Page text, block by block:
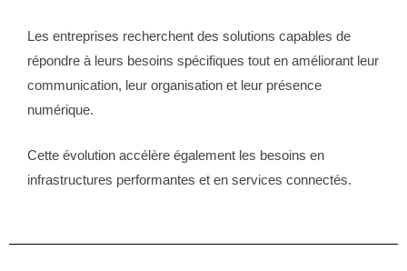
Les entreprises recherchent des solutions capables de
répondre à leurs besoins spécifiques tout en améliorant leur
communication, leur organisation et leur présence
numérique.
Cette évolution accélère également les besoins en
infrastructures performantes et en services connectés.